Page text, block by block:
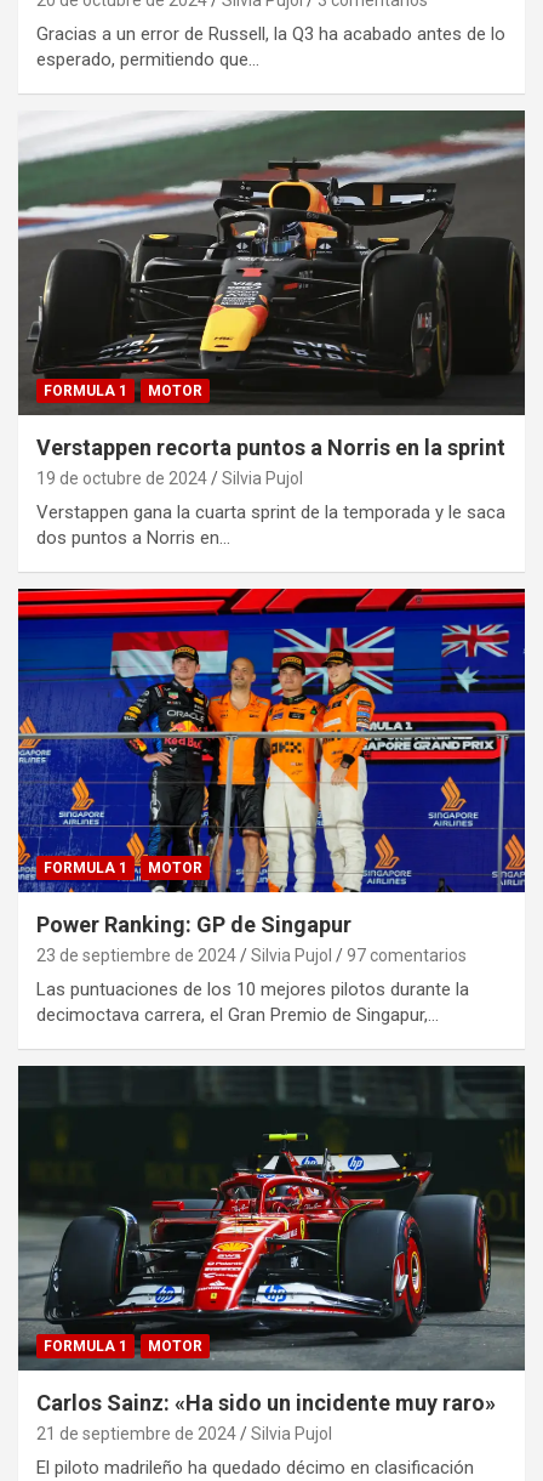
Gracias a un error de Russell, la Q3 ha acabado antes de lo
esperado, permitiendo que…
FORMULA 1 MOTOR
Verstappen recorta puntos a Norris en la sprint
19 de octubre de 2024 Silvia Pujol
Verstappen gana la cuarta sprint de la temporada y le saca
dos puntos a Norris en…
FORMULA 1 MOTOR
Power Ranking: GP de Singapur
23 de septiembre de 2024 Silvia Pujol 97 comentarios
Las puntuaciones de los 10 mejores pilotos durante la
decimoctava carrera, el Gran Premio de Singapur,…
FORMULA 1 MOTOR
Carlos Sainz: «Ha sido un incidente muy raro»
21 de septiembre de 2024 Silvia Pujol
El piloto madrileño ha quedado décimo en clasificación